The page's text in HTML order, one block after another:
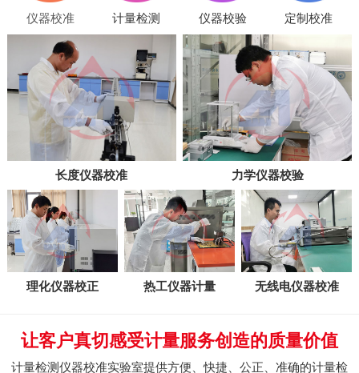
仪器校准 计量检测 仪器校验 定制校准
长度仪器校准 力学仪器校验
理化仪器校正 热工仪器计量 无线电仪器校准
让客户真切感受计量服务创造的质量价值
计量检测仪器校准实验室提供方便、快捷、公正、准确的计量检